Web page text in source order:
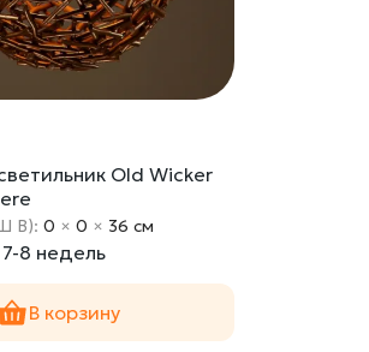
Old Wicker
В): 0 × 0 × 36 cм
8 недель
В корзину